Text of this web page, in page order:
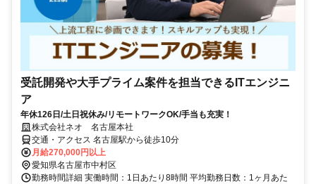
受託開発や大手プライム案件を担当できるITエンジニ
ア
年休126日/土日祝休み/リモートワークOK/手当も充実！
株式会社ネオ 名古屋本社
交通・アクセス 名古屋駅から徒歩10分
月給270,000円以上
愛知県名古屋市中村区
勤務時間詳細 実働時間：1日あたり8時間 平均勤務日数：1ヶ月あた